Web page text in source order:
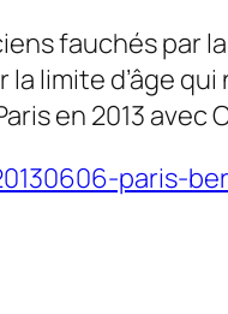
fauchés par
limite d’âge qui
en 2013 avec
paris-